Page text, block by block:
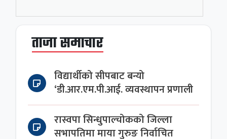
ताजा समाचार
विद्यार्थीको सीपबाट बन्यो
‘डी.आर.एम.पी.आई. व्यवस्थापन प्रणाली
रास्वपा सिन्धुपाल्चोकको जिल्ला
सभापतिमा माया गुरुङ निर्वाचित